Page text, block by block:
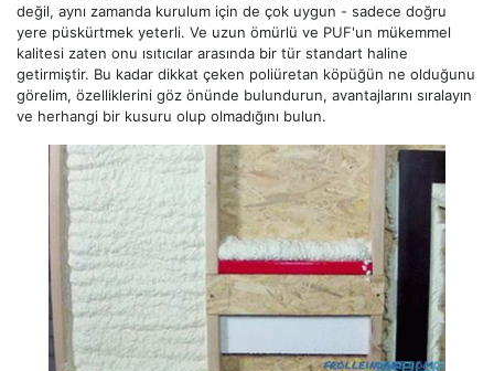
değil, aynı zamanda kurulum için de çok uygun - sadece doğru
yere püskürtmek yeterli. Ve uzun ömürlü ve PUF'un mükemmel
kalitesi zaten onu ısıtıcılar arasında bir tür standart haline
getirmiştir. Bu kadar dikkat çeken poliüretan köpüğün ne olduğunu
görelim, özelliklerini göz önünde bulundurun, avantajlarını sıralayın
ve herhangi bir kusuru olup olmadığını bulun.